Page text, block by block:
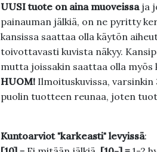
UUSI tuote on aina muoveissa ja
painauman jälkiä, on ne pyritty
kansissa saattaa olla käytön
toivottavasti kuvista näkyy.
mutta joissakin saattaa olla
HUOM!Ilmoituskuvissa, varsinkin
puolin tuotteen reunaa, joten
Kuntoarviot "karkeasti" levyissä: